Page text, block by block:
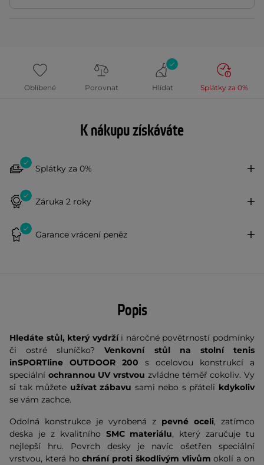
Oblíbené Porovnat Hlídat Splátky za 0%
K nákupu získáváte
Splátky za 0%
Záruka 2 roky
Garance vrácení peněz
Popis
Hledáte stůl, který vydržíi náročné povětrností podmínky
či ostré sluníčko?Venkovní stůl na stolní tenis
inSPORTline OUTDOOR 200 s ocelovou konstrukcí a
speciální ochrannou UV vrstvou zvládne téměř cokoliv. Vy
si tak můžete užívat zábavu sami nebo s přáteli kdykoliv
se vám zachce.
Odolná konstrukce je vyrobená z pevné oceli, zatímco
deska je z kvalitního SMC materiálu, který zaručuje tu
nejlepší hru. Povrch desky je navíc ošetřen speciální
vrstvou, která hochrání proti škodlivým vlivům okolí a on